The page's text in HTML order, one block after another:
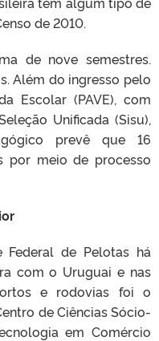
de 2010.
de nove semestres.
Além do ingresso pelo
Escolar (PAVE), com
Unificada (Sisu),
prevê que 16
por meio de processo
Federal de Pelotas há
com o Uruguai e nas
e rodovias foi o
de Ciências Sócio-
em Comércio